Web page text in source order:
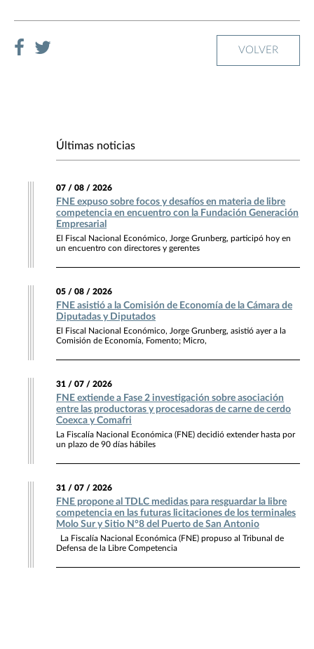
VOLVER
Últimas noticias
07 / 08 / 2026
FNE expuso sobre focos y desafíos en materia de libre
competencia en encuentro con la Fundación Generación
Empresarial
El Fiscal Nacional Económico, Jorge Grunberg, participó hoy en
un encuentro con directores y gerentes
05 / 08 / 2026
FNE asistió a la Comisión de Economía de la Cámara de
Diputadas y Diputados
El Fiscal Nacional Económico, Jorge Grunberg, asistió ayer a la
Comisión de Economía, Fomento; Micro,
31 / 07 / 2026
FNE extiende a Fase 2 investigación sobre asociación
entre las productoras y procesadoras de carne de cerdo
Coexca y Comafri
La Fiscalía Nacional Económica (FNE) decidió extender hasta por
un plazo de 90 días hábiles
31 / 07 / 2026
FNE propone al TDLC medidas para resguardar la libre
competencia en las futuras licitaciones de los terminales
Molo Sur y Sitio N°8 del Puerto de San Antonio
La Fiscalía Nacional Económica (FNE) propuso al Tribunal de
Defensa de la Libre Competencia